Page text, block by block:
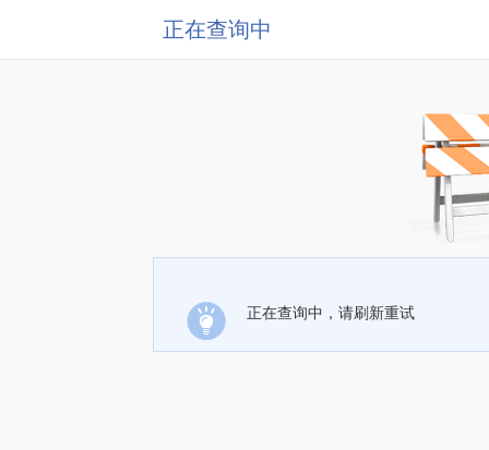
正在查询中
正在查询中，请刷新重试